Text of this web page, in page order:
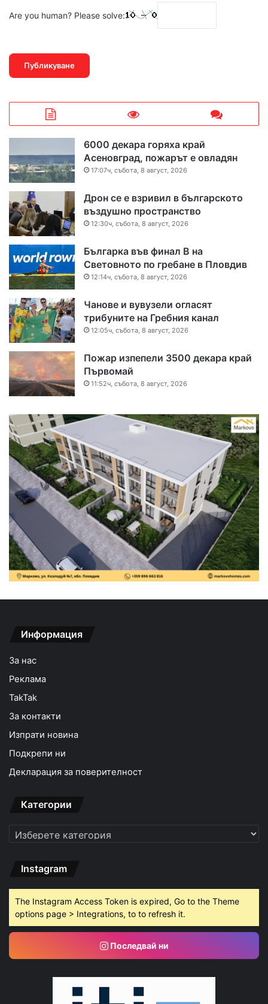
Are you human? Please solve:
6000 декара горяха край
Асеновград, пожарът е овладян
17:07ч, събота, 8 август, 2026
Дрон се е взривил в българското
въздушно пространство
12:30ч, събота, 8 август, 2026
Българка във финал B на
Световното по гребане в Пловдив
12:14ч, събота, 8 август, 2026
Чанове и вувузели огласят
трибуните на Гребния канал
12:05ч, събота, 8 август, 2026
Пожар изпепели 3500 декара край
Първомай
11:52ч, събота, 8 август, 2026
Информация
За нас
Реклама
TakTak
За контакти
Изпрати новина
Подкрепи ни
Декларация за поверителност
Категории
Категории
Instagram
The Instagram Access Token is expired, Go to the Theme
options page > Integrations, to to refresh it.
Последвай ни